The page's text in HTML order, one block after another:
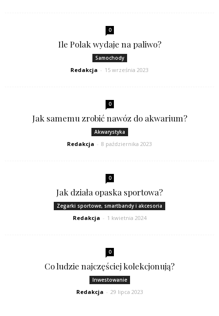
0
Ile Polak wydaje na paliwo?
Samochody
Redakcja - 15 września 2023
0
Jak samemu zrobić nawóz do akwarium?
Akwarystyka
Redakcja - 8 października 2023
0
Jak działa opaska sportowa?
Zegarki sportowe, smartbandy i akcesoria
Redakcja - 1 kwietnia 2024
0
Co ludzie najczęściej kolekcjonują?
Inwestowanie
Redakcja - 29 lipca 2023